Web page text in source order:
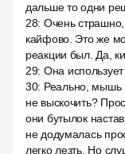
дальше то одни
28: Очень
кайфово. Это же
реакции был. Да,
29: Она
30: Реально, мышь
не выскочить?
они бутылок
не додумалась
легко лезть. Но